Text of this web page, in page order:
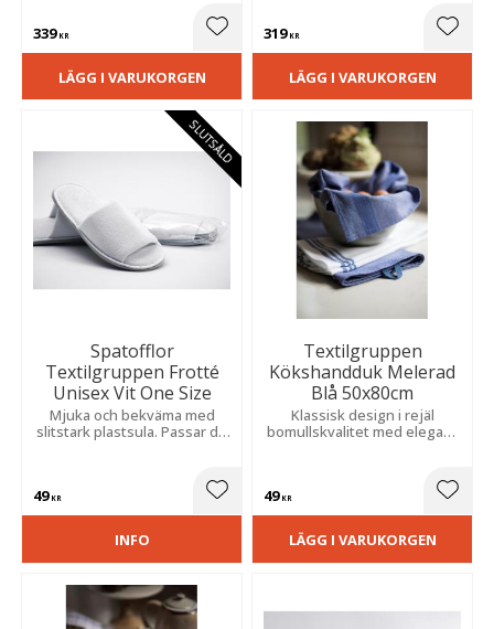
339KR Lägg till i favoriter
LÄGG I VARUKORGEN
319KR
LÄGG I VARUKORGEN
Spatofflor
Textilgruppen Frotté
Unisex Vit One Size
Mjuka och bekväma med
slitstark plastsula. Passar de
49KR
SLUTSÅLD
Lägg till i favoriter
INFO
Textilgruppen
Kökshandduk Melerad
Blå 50x80cm
Klassisk design i rejäl
bomullskvalitet med elegant
49KR
LÄGG I VARUKORGEN